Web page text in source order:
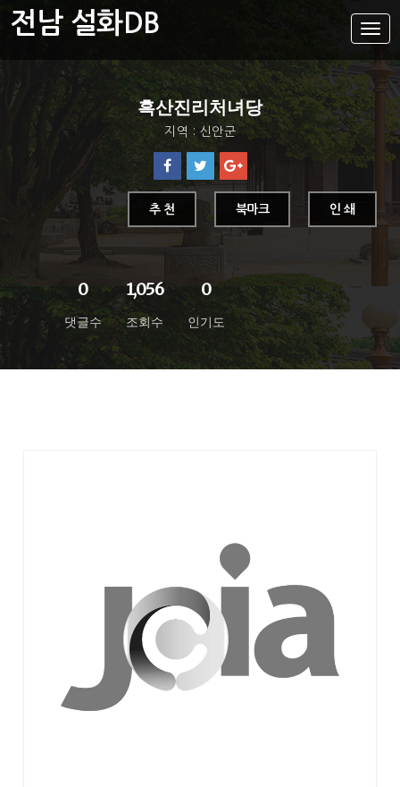
설
화
메
뉴
전남 설화DB
설화DB
통합검색
지역별
흑산진리처녀당
지역 : 신안군
0
댓글수
1,056
조회수
0
인기도
추 천 북마크 인 쇄